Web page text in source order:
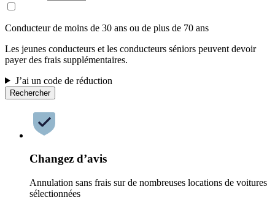
Conducteur de moins de 30 ans ou de plus de 70 ans
Les jeunes conducteurs et les conducteurs séniors peuvent devoir
payer des frais supplémentaires.
J’ai un code de réduction
Rechercher
Changez d’avis
Annulation sans frais sur de nombreuses locations de voitures
sélectionnées